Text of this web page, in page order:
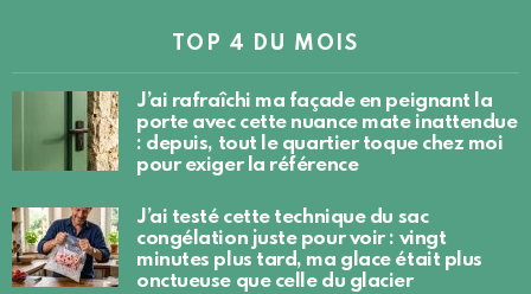
TOP 4 DU MOIS
J’ai rafraîchi ma façade en peignant la
porte avec cette nuance mate inattendue
: depuis, tout le quartier toque chez moi
pour exiger la référence
J’ai testé cette technique du sac
congélation juste pour voir : vingt
minutes plus tard, ma glace était plus
onctueuse que celle du glacier